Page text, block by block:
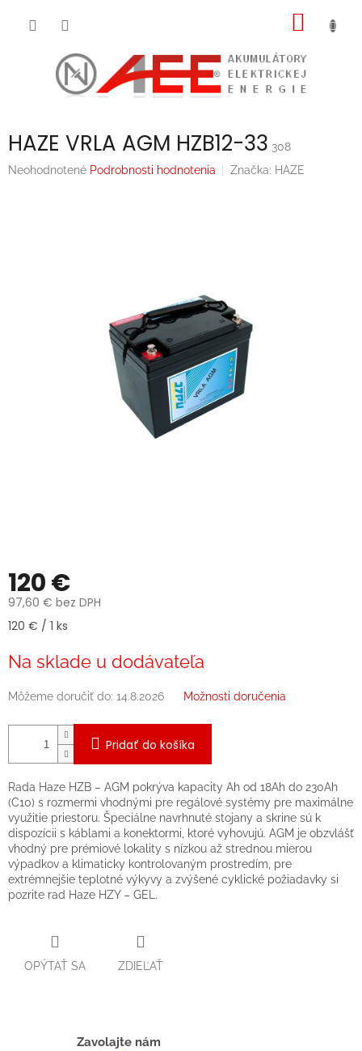
HAZE VRLA AGM HZB12-33 308
Priemerné
Neohodnotené Podrobnosti hodnotenia Značka: HAZE
120 €
97,60 € bez DPH
Jednotková
120 € / 1 ks
Na sklade u dodávateľa
Môžeme doručiť do: 14.8.2026 Možnosti doručenia
Pridať do košíka
Rada Haze HZB – AGM pokrýva kapacity Ah od 18Ah do 230Ah
(C10) s rozmermi vhodnými pre regálové systémy pre maximálne
využitie priestoru. Špeciálne navrhnuté stojany a skrine sú k
dispozícii s káblami a konektormi, ktoré vyhovujú. AGM je obzvlášť
vhodný pre prémiové lokality s nízkou až strednou mierou
výpadkov a klimaticky kontrolovaným prostredím, pre
extrémnejšie teplotné výkyvy a zvýšené cyklické požiadavky si
pozrite rad Haze HZY – GEL.
OPÝTAŤ SA ZDIEĽAŤ
Zavolajte nám